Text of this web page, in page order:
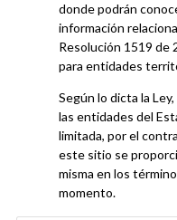
navegación
donde podrán
información
Resolución 1519 de
para entidades
Según lo dicta la
las entidades del
limitada, por el
este sitio se
misma en los
momento.